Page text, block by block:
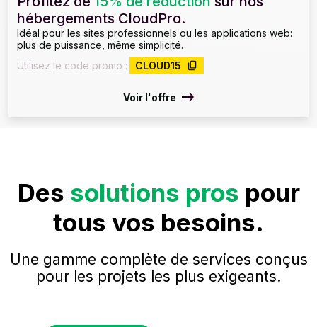
hébergements CloudPro.
Idéal pour les sites professionnels ou les applications web:
plus de puissance, même simplicité.
Utilisez le code promo :
CLOUD15
Voir l'offre
Des solutions pros pour
tous vos besoins.
Une gamme complète de services conçus
pour les projets les plus exigeants.